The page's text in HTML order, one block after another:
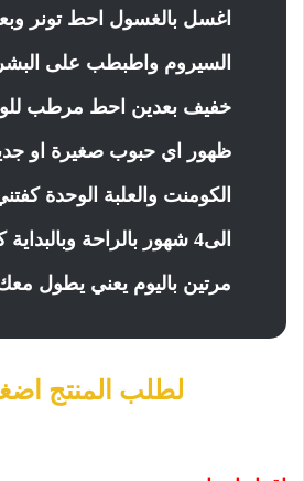
اغسل بالغسول احط تونر
السيروم واطبطب على
خفيف بعدين احط مرطب
ظهور اي حبوب صغيرة او
الى4 شهور بالراحة
مرتين باليوم يعني يطول
لطلب المنتج